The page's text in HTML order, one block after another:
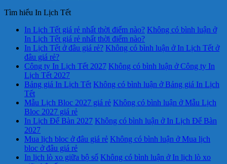
Tìm hiểu In Lịch Tết
In Lịch Tết giá rẻ nhất thời điểm nào? Không có bình luận ở
In Lịch Tết giá rẻ nhất thời điểm nào?
In Lịch Tết ở đâu giá rẻ? Không có bình luận ở In Lịch Tết ở
đâu giá rẻ?
Công ty In Lịch Tết 2027 Không có bình luận ở Công ty In
Lịch Tết 2027
Bảng giá In Lịch Tết Không có bình luận ở Bảng giá In Lịch
Tết
Mẫu Lịch Bloc 2027 giá rẻ Không có bình luận ở Mẫu Lịch
Bloc 2027 giá rẻ
In Lịch Để Bàn 2027 Không có bình luận ở In Lịch Để Bàn
2027
Mua lịch bloc ở đâu giá rẻ Không có bình luận ở Mua lịch
bloc ở đâu giá rẻ
In lịch lò xo giữa bộ số Không có bình luận ở In lịch lò xo